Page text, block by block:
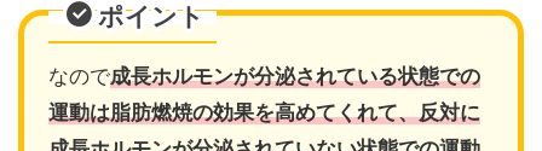
ポイント
なので成長ホルモンが分泌されている状態での
運動は脂肪燃焼の効果を高めてくれて、反対に